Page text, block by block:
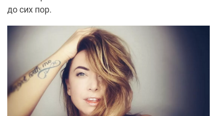
до сих пор.